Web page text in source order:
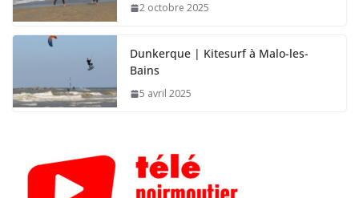
2 octobre 2025
Dunkerque | Kitesurf à Malo-les-
Bains
5 avril 2025